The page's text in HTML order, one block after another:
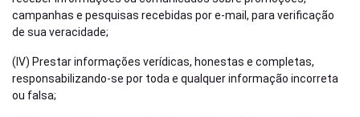
campanhas e pesquisas recebidas por e-mail, para verificação
de sua veracidade;
(IV) Prestar informações verídicas, honestas e completas,
responsabilizando-se por toda e qualquer informação incorreta
ou falsa;